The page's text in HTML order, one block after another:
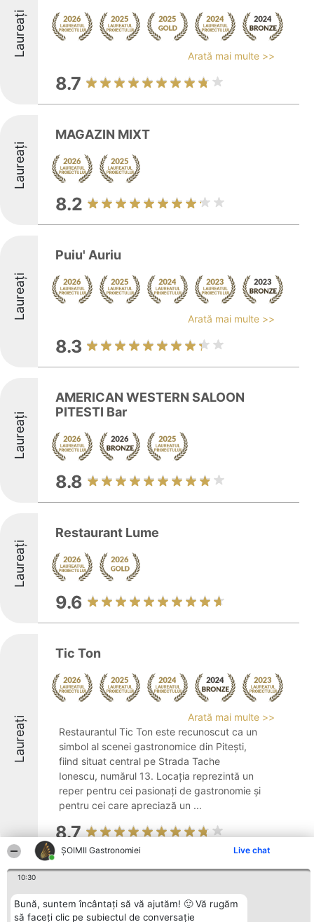
ȘOIMII Gastronomiei Live chat
10:30
Bună, suntem încântați să vă ajutăm! 🙂 Vă rugăm
să faceți clic pe subiectul de conversație
Laureați Arată mai multe >>
8.7
Laureați
MAGAZIN MIXT
8.2
Laureați
Puiu' Auriu
Arată mai multe >>
8.3
Laureați
AMERICAN WESTERN SALOON
PITESTI Bar
8.8
Laureați
Restaurant Lume
9.6
Laureați
Tic Ton
Arată mai multe >>
Restaurantul Tic Ton este recunoscut ca un
simbol al scenei gastronomice din Pitești,
fiind situat central pe Strada Tache
Ionescu, numărul 13. Locația reprezintă un
reper pentru cei pasionați de gastronomie și
pentru cei care apreciază un ...
8.7